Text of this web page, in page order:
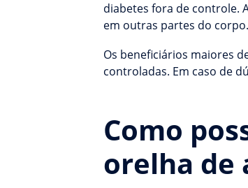
diabetes fora de controle.
em outras partes do corpo.
Os beneficiários maiores
controladas. Em caso de
Como
orelha de